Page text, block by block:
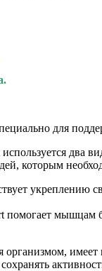
для
два
которым
мышцам
имеет